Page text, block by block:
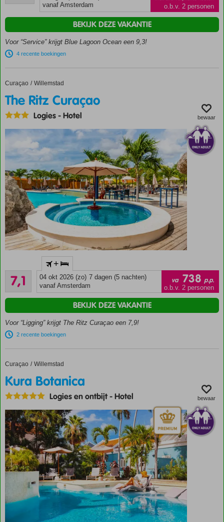
Awards
2023
Accommodatie met een
GSTC erkend
min.
16
jaar
accommodatie!
Direct
aan
het
Psalidi
strand
vanaf Amsterdam
o.b.v. 2 personen
Voor “Service” krijgt Blue Lagoon Ocean een 9,3!
4 recente boekingen
BEKIJK DEZE VAKANTIE
Home
Curaçao Willemstad
The Ritz Curaçao
The Ritz Curaçao
Logies-Hotel bewaar
Verblijf in
een oude
ijsfabriek!
Karakteristiek
hotel vol
Nabij
Pietermaai
Eigen
Beach
Only
min.
leeftijd
16
jaar
Verblijf
o.b.v.
Logies
ontbijt of
Halfpension
7,1
Voldoende/goed
288
beoordelingen
+
04 okt 2026 (zo) 7 dagen (5 nachten)
vanaf Amsterdam
va 738 p.p.
o.b.v. 2 personen
Voor “Ligging” krijgt The Ritz Curaçao een 7,9!
2 recente boekingen
BEKIJK DEZE VAKANTIE
Home
Curaçao Willemstad
Kura Botanica
Kura Botanica
Logies en ontbijt-Hotel bewaar